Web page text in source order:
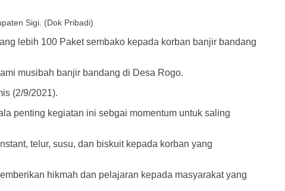
Sigi. (Dok Pribadi)
lebih 100 Paket sembako kepada korban banjir bandang
musibah banjir bandang di Desa Rogo.
(2/9/2021).
penting kegiatan ini sebgai momentum untuk saling
telur, susu, dan biskuit kepada korban yang
hikmah dan pelajaran kepada masyarakat yang